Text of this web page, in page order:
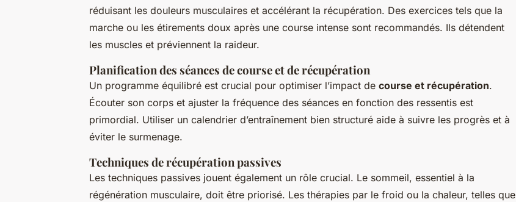
réduisant les douleurs musculaires et accélérant la récupération. Des exercices tels que la
marche ou les étirements doux après une course intense sont recommandés. Ils détendent
les muscles et préviennent la raideur.
Planification des séances de course et de récupération
Un programme équilibré est crucial pour optimiser l’impact de course et récupération.
Écouter son corps et ajuster la fréquence des séances en fonction des ressentis est
primordial. Utiliser un calendrier d’entraînement bien structuré aide à suivre les progrès et à
éviter le surmenage.
Techniques de récupération passives
Les techniques passives jouent également un rôle crucial. Le sommeil, essentiel à la
régénération musculaire, doit être priorisé. Les thérapies par le froid ou la chaleur, telles que